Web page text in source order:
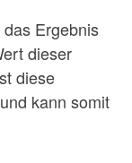
Ergebnis
dieser
diese
kann somit